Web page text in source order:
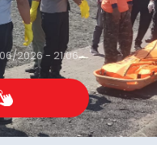
2026 - 21:06